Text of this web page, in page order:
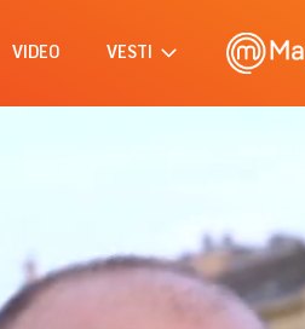
VIDEO VESTI